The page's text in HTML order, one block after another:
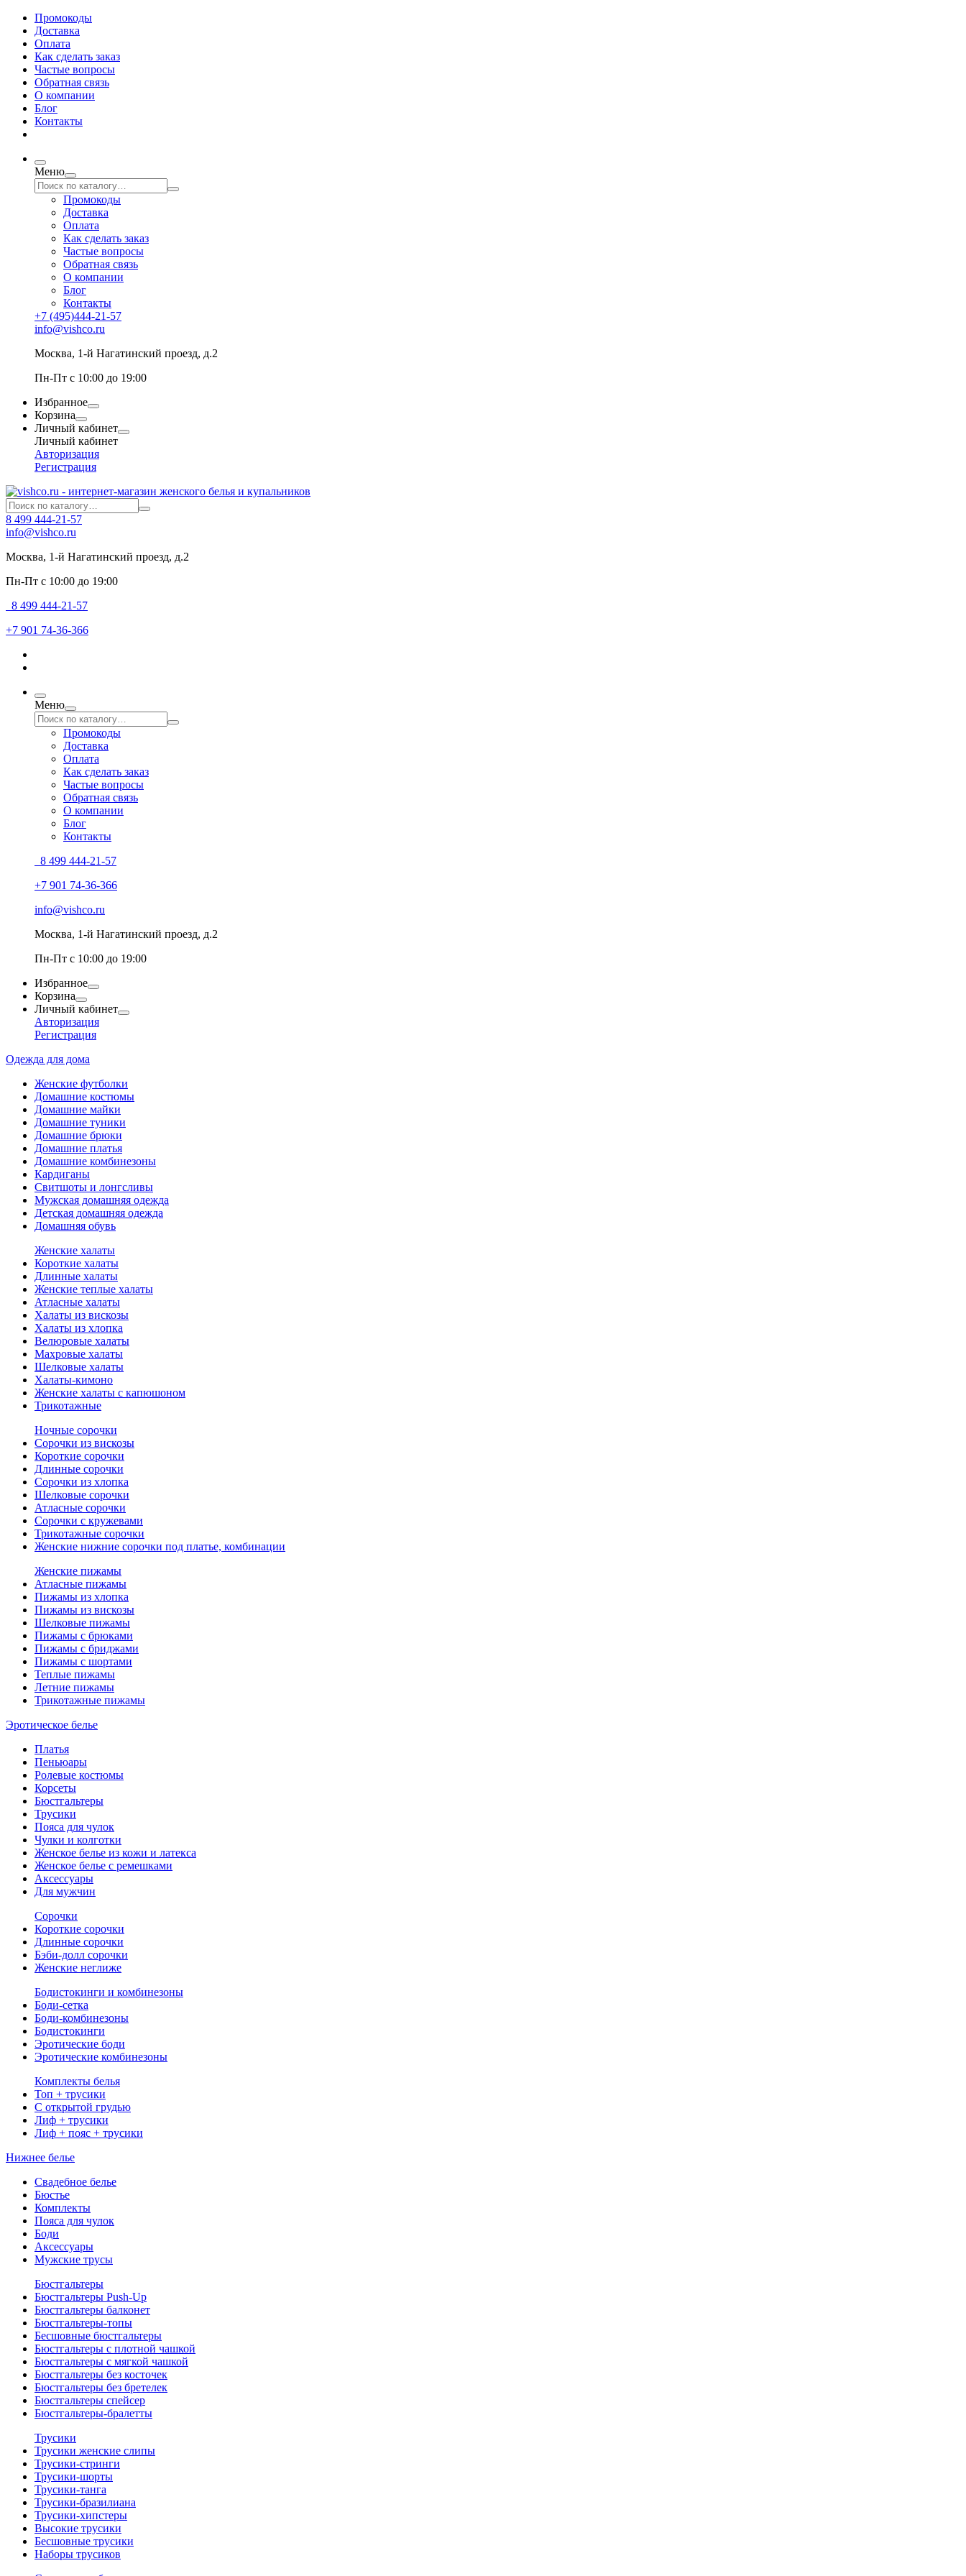
Промокоды
Доставка
Оплата
Как сделать заказ
Частые вопросы
Обратная связь
О компании
Блог
Контакты
Меню
Промокоды
Доставка
Оплата
Как сделать заказ
Частые вопросы
Обратная связь
О компании
Блог
Контакты
+7 (495)444-21-57
info@vishco.ru
Москва, 1-й Нагатинский проезд, д.2
Пн-Пт с 10:00 до 19:00
Избранное
Корзина
Личный кабинет
Личный кабинет
Авторизация
Регистрация
8 499 444-21-57
info@vishco.ru
Москва, 1-й Нагатинский проезд, д.2
Пн-Пт с 10:00 до 19:00
8 499 444-21-57
+7 901 74-36-366
Меню
Промокоды
Доставка
Оплата
Как сделать заказ
Частые вопросы
Обратная связь
О компании
Блог
Контакты
8 499 444-21-57
+7 901 74-36-366
info@vishco.ru
Москва, 1-й Нагатинский проезд, д.2
Пн-Пт с 10:00 до 19:00
Избранное
Корзина
Личный кабинет
Авторизация
Регистрация
Одежда для дома
Женские футболки
Домашние костюмы
Домашние майки
Домашние туники
Домашние брюки
Домашние платья
Домашние комбинезоны
Кардиганы
Свитшоты и лонгсливы
Мужская домашняя одежда
Детская домашняя одежда
Домашняя обувь
Женские халаты
Короткие халаты
Длинные халаты
Женские теплые халаты
Атласные халаты
Халаты из вискозы
Халаты из хлопка
Велюровые халаты
Махровые халаты
Шелковые халаты
Халаты-кимоно
Женские халаты с капюшоном
Трикотажные
Ночные сорочки
Сорочки из вискозы
Короткие сорочки
Длинные сорочки
Сорочки из хлопка
Шелковые сорочки
Атласные сорочки
Сорочки с кружевами
Трикотажные сорочки
Женские нижние сорочки под платье, комбинации
Женские пижамы
Атласные пижамы
Пижамы из хлопка
Пижамы из вискозы
Шелковые пижамы
Пижамы с брюками
Пижамы с бриджами
Пижамы с шортами
Теплые пижамы
Летние пижамы
Трикотажные пижамы
Эротическое белье
Платья
Пеньюары
Ролевые костюмы
Корсеты
Бюстгальтеры
Трусики
Пояса для чулок
Чулки и колготки
Женское белье из кожи и латекса
Женское белье с ремешками
Аксессуары
Для мужчин
Сорочки
Короткие сорочки
Длинные сорочки
Бэби-долл сорочки
Женские неглиже
Бодистокинги и комбинезоны
Боди-сетка
Боди-комбинезоны
Бодистокинги
Эротические боди
Эротические комбинезоны
Комплекты белья
Топ + трусики
С открытой грудью
Лиф + трусики
Лиф + пояс + трусики
Нижнее белье
Свадебное белье
Бюстье
Комплекты
Пояса для чулок
Боди
Аксессуары
Мужские трусы
Бюстгальтеры
Бюстгальтеры Push-Up
Бюстгальтеры балконет
Бюстгальтеры-топы
Бесшовные бюстгальтеры
Бюстгальтеры с плотной чашкой
Бюстгальтеры с мягкой чашкой
Бюстгальтеры без косточек
Бюстгальтеры без бретелек
Бюстгальтеры спейсер
Бюстгальтеры-бралетты
Трусики
Трусики женские слипы
Трусики-стринги
Трусики-шорты
Трусики-танга
Трусики-бразилиана
Трусики-хипстеры
Высокие трусики
Бесшовные трусики
Наборы трусиков